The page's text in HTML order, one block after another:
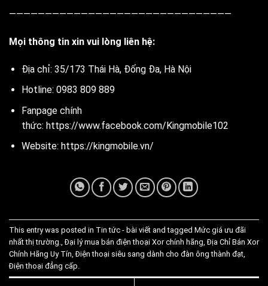
———————————————————————————————
Mọi thông tin xin vui lòng liên hệ:
Địa chỉ: 35/173 Thái Hà, Đống Đa, Hà Nội
Hotline: 0983 809 889
Fanpage chính
thức: https://www.facebook.com/Kingmobile102
Website: https://kingmobile.vn/
This entry was posted in Tin tức - bài viết and tagged Mức giá ưu đãi
nhất thị trường. ,Đại lý mua bán điện thoại Xor chính hãng ,Địa Chỉ Bán Xor
Chính Hãng Uy Tín ,Điện thoại siêu sang dành cho đàn ông thành đạt
Điện thoại đẳng cấp